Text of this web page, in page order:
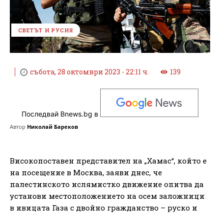
СВЕТЪТ И РУСИЯ
събота, 28 октомври 2023 - 22:11 ч. 139
Последвай Bnews.bg в
Автор Николай Бареков
Високопоставен представител на „Хамас“, който е
на посещение в Москва, заяви днес, че
палестинското ислямистко движение опитва да
установи местоположението на осем заложници
в ивицата Газа с двойно гражданство – руско и